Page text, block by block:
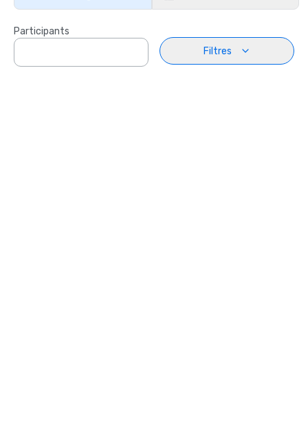
Participants
Filtres